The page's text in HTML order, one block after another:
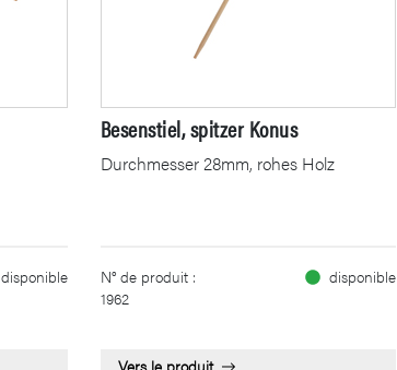
disponible
Besenstiel, spitzer Konus
Durchmesser 28mm, rohes Holz
N° de produit :
1962
disponible
Vers le produit